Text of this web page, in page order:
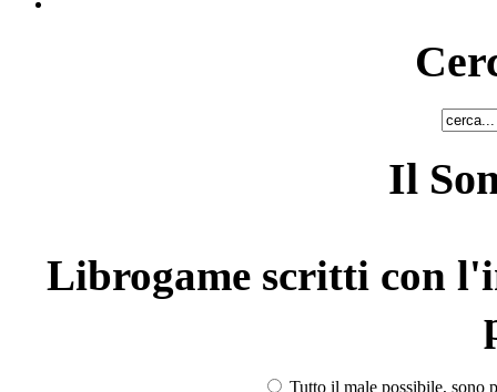
Il
Librogame scritti con
Tutto il male possibile, sono